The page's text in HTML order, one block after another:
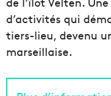
d’activités qui
tiers-lieu, devenu
marseillaise.